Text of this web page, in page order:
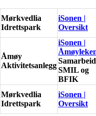
Mørkvedlia
Idrettspark
iSonen |
Oversikt
Åmøy
Aktivitetsanlegg
iSonen |
Samarbeid
SMIL og
BFIK
Mørkvedlia
Idrettspark
iSonen |
Oversikt